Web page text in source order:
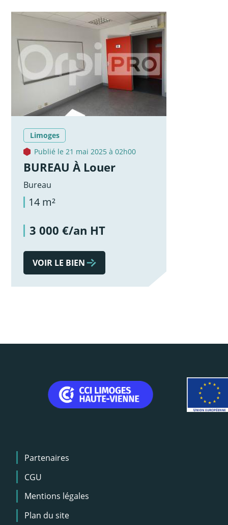
Limoges
Publié le 21 mai 2025 à 02h00
BUREAU À Louer
Bureau
14 m²
3 000 €/an HT
VOIR LE BIEN
Menu
Pied
de
page
Partenaires
CGU
Mentions légales
Plan du site